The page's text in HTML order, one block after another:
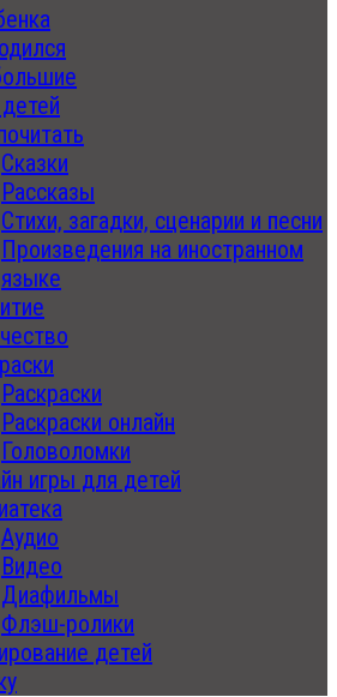
Сказки
Рассказы
Стихи, загадки, сценарии и песни
Произведения на иностранном
языке
Раскраски
Раскраски онлайн
Головоломки
игры для детей
Аудио
Видео
Диафильмы
Флэш-ролики
детей